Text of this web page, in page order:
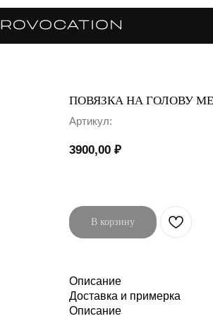
ПОВЯЗКА НА ГОЛОВУ
Артикул:
3900,00 ₽
В корзину
Описание
Доставка и примерка
Описание